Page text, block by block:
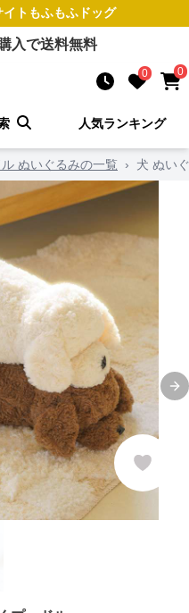
ト もふもふドッグ
入で送料無料
0 0
人気ランキング
ル ぬいぐるみの一覧 › 犬 ぬい